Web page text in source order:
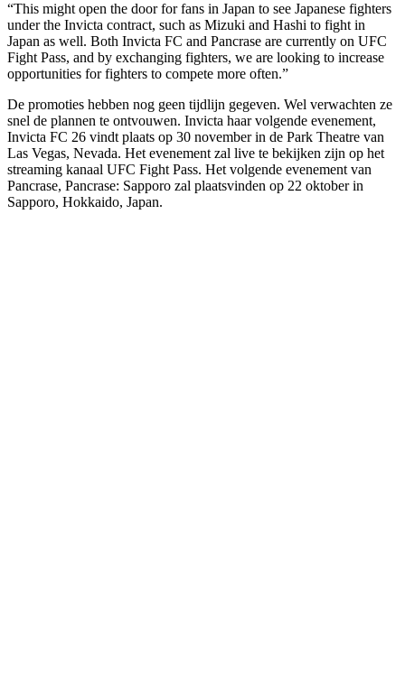
“This might open the door for fans in Japan to see Japanese fighters
under the Invicta contract, such as Mizuki and Hashi to fight in
Japan as well. Both Invicta FC and Pancrase are currently on UFC
Fight Pass, and by exchanging fighters, we are looking to increase
opportunities for fighters to compete more often.”
De promoties hebben nog geen tijdlijn gegeven. Wel verwachten ze
snel de plannen te ontvouwen. Invicta haar volgende evenement,
Invicta FC 26 vindt plaats op 30 november in de Park Theatre van
Las Vegas, Nevada. Het evenement zal live te bekijken zijn op het
streaming kanaal UFC Fight Pass. Het volgende evenement van
Pancrase, Pancrase: Sapporo zal plaatsvinden op 22 oktober in
Sapporo, Hokkaido, Japan.